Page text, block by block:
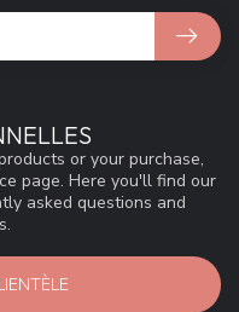
or your purchase,
page. Here you'll find our
asked questions and